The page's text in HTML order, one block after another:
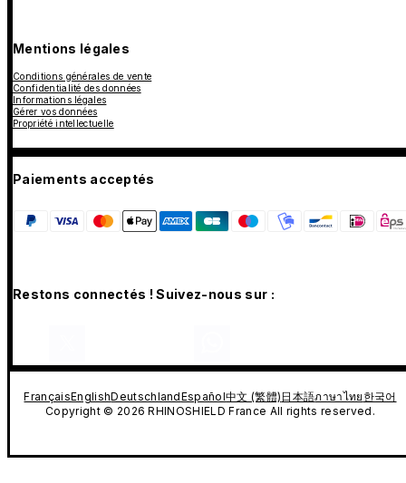
Mentions légales
Conditions générales de vente
Confidentialité des données
Informations légales
Gérer vos données
Propriété intellectuelle
Paiements acceptés
Restons connectés ! Suivez-nous sur :
FrançaisEnglishDeutschlandEspañol中文 (繁體) 日本語ภาษาไทย 한국어
Copyright © 2026 RHINOSHIELD France All rights reserved.